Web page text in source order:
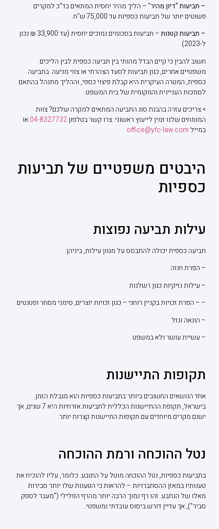
– תביעות "דיון מהיר" – הליך מהיר יחסית המתאים בד"כ למקרים
פשוטים יותר של תביעות כספיות עד 75,000 ש"ח.
– תביעות קטנות
– תביעות בסכומים נמוכים יחסית (עד 33,900 ₪ נכון
ל-2023).
חשוב להבין כי קיים הבדל מהותי בין תביעה כספית לבין הליכים
משפטיים אחרים, כגון תביעות לסעד הצהרתי או צווי מניעה. בתביעה
כספית, המטרה העיקרית היא קבלת פיצוי כספי, וההליך מתנהל בהתאם
לסמכות העניינית והמקומית של בית המשפט.
> צריכים עזרה בהבנת סוג התביעה המתאים למקרה שלכם? צוות
המומחים שלנו זמין לייעוץ ראשוני. צרו קשר בטלפון04-8327732או
במייל office@yfc-law.com
היבטים משפטיים של תביעות
כספיות
עילות תביעה נפוצות
תביעה כספית יכולה להתבסס על מגוון עילות, ביניהן:
– הפרת חוזה
– עילות נזיקיות כגון רשלנות
– – הפרת זכויות בקניין רוחני – כגון זכויות יוצרים, סימני מסחר ופטנטים
– הונאה וגזל
– עשיית עושר ולא במשפט
תקופות התיישנות
אחד הנושאים החשובים ביותר בתביעות כספיות הוא מגבלת הזמן.
בישראל, תקופת ההתיישנות הכללית לתביעות אזרחיות היא 7 שנים, אך
ישנם מקרים מיוחדים עם תקופות התיישנות קצרות יותר.
נטל ההוכחה ורמת ההוכחה
בתביעות כספיות, נטל ההוכחה מוטל על התובע. כלומר, עליו להוכיח את
טענותיו במאזן ההסתברויות – להראות כי הטענות שלו יותר סבירות
מאלו של הנתבע. זהו רף נמוך הרבה יותר מהרף הפלילי ("מעבר לספק
סביר"), אך עדיין דורש ביסוס עובדתי ומשפטי.